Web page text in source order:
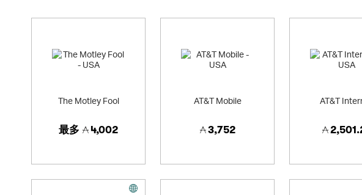
The Motley Fool
最多 4,002
AT&T Mobile
3,752
AT&T